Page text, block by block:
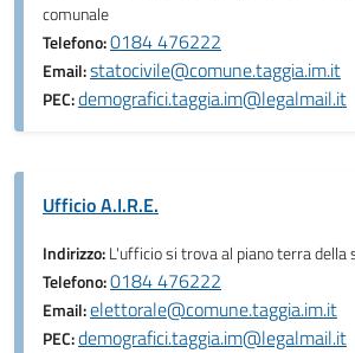
comunale
Telefono:0184 476222
Email:statocivile@comune.taggia.im.it
PEC:demografici.taggia.im@legalmail.it
Ufficio A.I.R.E.
Indirizzo:L'ufficio si trova al piano terra della
Telefono:0184 476222
Email:elettorale@comune.taggia.im.it
PEC:demografici.taggia.im@legalmail.it